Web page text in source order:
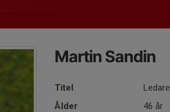
Martin Sandin
Titel
Ledare
Ålder
46 år